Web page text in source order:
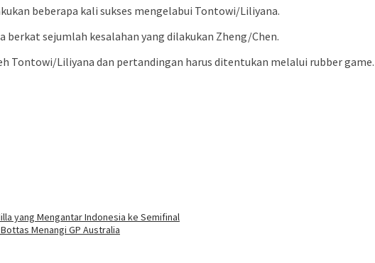
beberapa kali sukses mengelabui Tontowi/Liliyana.
sejumlah kesalahan yang dilakukan Zheng/Chen.
Tontowi/Liliyana dan pertandingan harus ditentukan melalui rubber game.
yang Mengantar Indonesia ke Semifinal
Menangi GP Australia